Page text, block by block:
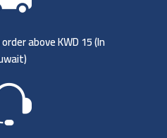
above KWD 15 (In